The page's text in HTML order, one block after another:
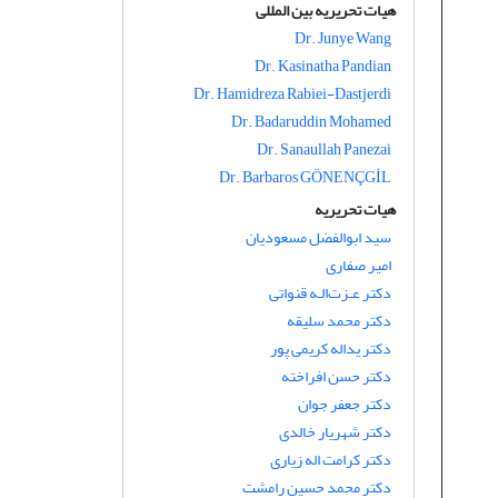
هیات تحریریه بین المللی
Dr. Junye Wang
Dr. Kasinatha Pandian
Dr. Hamidreza Rabiei-Dastjerdi
Dr. Badaruddin Mohamed
Dr. Sanaullah Panezai
Dr. Barbaros GÖNENÇGİL
هیات تحریریه
سید ابوالفضل مسعودیان
امیر صفاری
دکتر عـزت‌الـه قنواتی
دکتر محمد سلیقه
دکتر یداله کریمی پور
دکتر حسن افراخته
دکتر جعفر جوان
دکتر شهریار خالدی
دکتر کرامت اله زیاری
دکتر محمد حسین رامشت